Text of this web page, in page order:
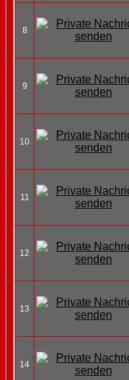
8
9
10
11
12
13
14